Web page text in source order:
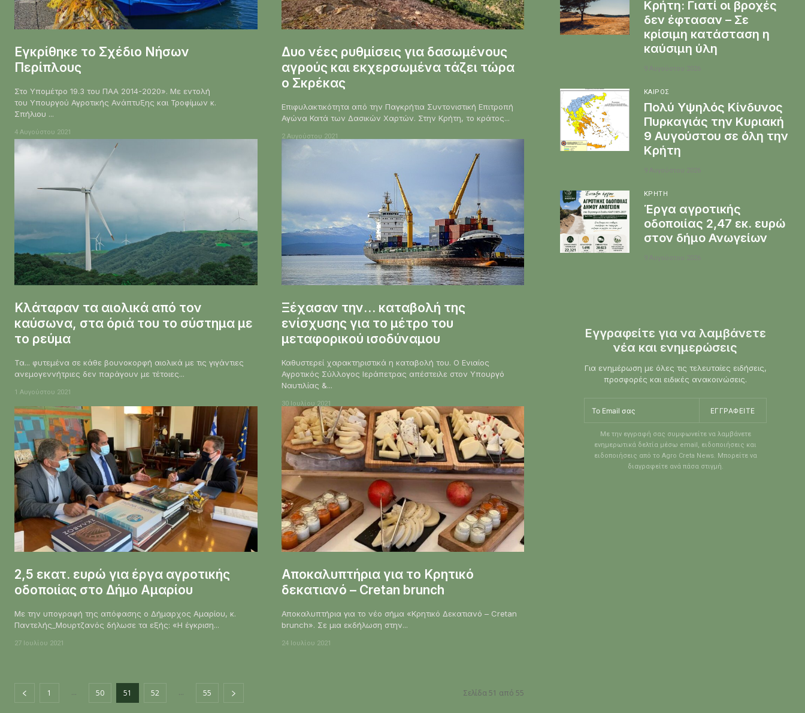
Εγκρίθηκε το Σχέδιο Νήσων
Περίπλους
Στο Υπομέτρο 19.3 του ΠΑΑ 2014-2020». Με εντολή
του Υπουργού Αγροτικής Ανάπτυξης και Τροφίμων κ.
Σπήλιου ...
4 Αυγούστου 2021
Δυο νέες ρυθμίσεις για δασωμένους
αγρούς και εκχερσωμένα τάζει τώρα
ο Σκρέκας
Επιφυλακτικότητα από την Παγκρήτια Συντονιστική Επιτροπή
Αγώνα Κατά των Δασικών Χαρτών. Στην Κρήτη, το κράτος...
2 Αυγούστου 2021
Κλάταραν τα αιολικά από τον
καύσωνα, στα όριά του το σύστημα με
το ρεύμα
Τα... φυτεμένα σε κάθε βουνοκορφή αιολικά με τις γιγάντιες
ανεμογεννήτριες δεν παράγουν με τέτοιες...
1 Αυγούστου 2021
Ξέχασαν την… καταβολή της
ενίσχυσης για το μέτρο του
μεταφορικού ισοδύναμου
Καθυστερεί χαρακτηριστικά η καταβολή του. O Ενιαίος
Αγροτικός Σύλλογος Ιεράπετρας απέστειλε στον Υπουργό
Ναυτιλίας &...
30 Ιουλίου 2021
2,5 εκατ. ευρώ για έργα αγροτικής
οδοποιίας στο Δήμο Αμαρίου
Με την υπογραφή της απόφασης ο Δήμαρχος Αμαρίου, κ.
Παντελής_Μουρτζανός δήλωσε τα εξής: «Η έγκριση...
27 Ιουλίου 2021
Αποκαλυπτήρια για το Κρητικό
δεκατιανό – Cretan brunch
Αποκαλυπτήρια για το νέο σήμα «Κρητικό Δεκατιανό – Cretan
brunch». Σε μια εκδήλωση στην...
24 Ιουλίου 2021
1 ... 50 51 52 ... 55 Σελίδα 51 από 55
Κρήτη: Γιατί οι βροχές
δεν έφτασαν – Σε
κρίσιμη κατάσταση η
καύσιμη ύλη
ΚΑΙΡΌΣ
Πολύ Υψηλός Κίνδυνος
Πυρκαγιάς την Κυριακή
9 Αυγούστου σε όλη την
Κρήτη
ΚΡΉΤΗ
Έργα αγροτικής
οδοποιίας 2,47 εκ. ευρώ
στον δήμο Ανωγείων
Εγγραφείτε για να λαμβάνετε
νέα και ενημερώσεις
Για ενημέρωση με όλες τις τελευταίες ειδήσεις,
προσφορές και ειδικές ανακοινώσεις.
ΕΓΓΡΑΦΕΊΤΕ
Με την εγγραφή σας συμφωνείτε να λαμβάνετε
ενημερωτικά δελτία μέσω email, ειδοποιήσεις και
ειδοποιήσεις από το Agro Creta News. Μπορείτε να
διαγραφείτε ανά πάσα στιγμή.